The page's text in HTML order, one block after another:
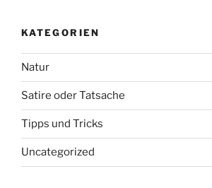
KATEGORIEN
Natur
Satire oder Tatsache
Tipps und Tricks
Uncategorized